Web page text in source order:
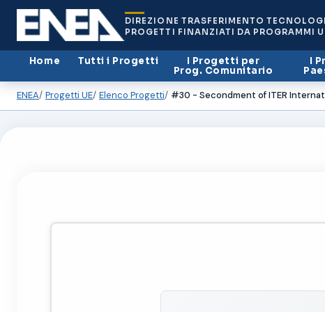
DIREZIONE TRASFERIMENTO
PROGETTI FINANZIATI DA PROGRAMMI
Home Tutti i Progetti
I Progetti per
Prog. Comunitario
I
ENEA Progetti UE Elenco Progetti #30 - Secondment of ITER